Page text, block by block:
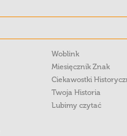
Woblink
Miesięcznik Znak
Ciekawostki
Twoja Historia
Lubimy czytać